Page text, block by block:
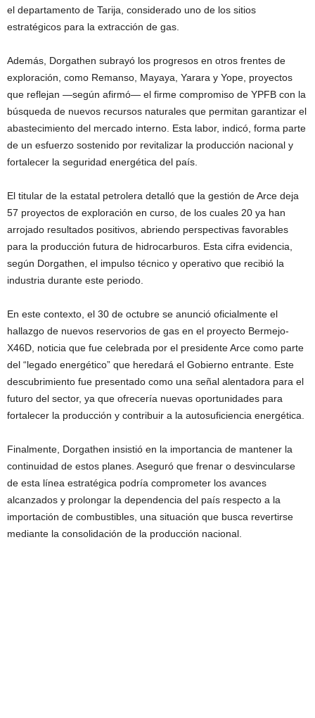
el departamento de Tarija, considerado uno de los sitios
estratégicos para la extracción de gas.
Además, Dorgathen subrayó los progresos en otros frentes de
exploración, como Remanso, Mayaya, Yarara y Yope, proyectos
que reflejan —según afirmó— el firme compromiso de YPFB con la
búsqueda de nuevos recursos naturales que permitan garantizar el
abastecimiento del mercado interno. Esta labor, indicó, forma parte
de un esfuerzo sostenido por revitalizar la producción nacional y
fortalecer la seguridad energética del país.
El titular de la estatal petrolera detalló que la gestión de Arce deja
57 proyectos de exploración en curso, de los cuales 20 ya han
arrojado resultados positivos, abriendo perspectivas favorables
para la producción futura de hidrocarburos. Esta cifra evidencia,
según Dorgathen, el impulso técnico y operativo que recibió la
industria durante este periodo.
En este contexto, el 30 de octubre se anunció oficialmente el
hallazgo de nuevos reservorios de gas en el proyecto Bermejo-
X46D, noticia que fue celebrada por el presidente Arce como parte
del “legado energético” que heredará el Gobierno entrante. Este
descubrimiento fue presentado como una señal alentadora para el
futuro del sector, ya que ofrecería nuevas oportunidades para
fortalecer la producción y contribuir a la autosuficiencia energética.
Finalmente, Dorgathen insistió en la importancia de mantener la
continuidad de estos planes. Aseguró que frenar o desvincularse
de esta línea estratégica podría comprometer los avances
alcanzados y prolongar la dependencia del país respecto a la
importación de combustibles, una situación que busca revertirse
mediante la consolidación de la producción nacional.